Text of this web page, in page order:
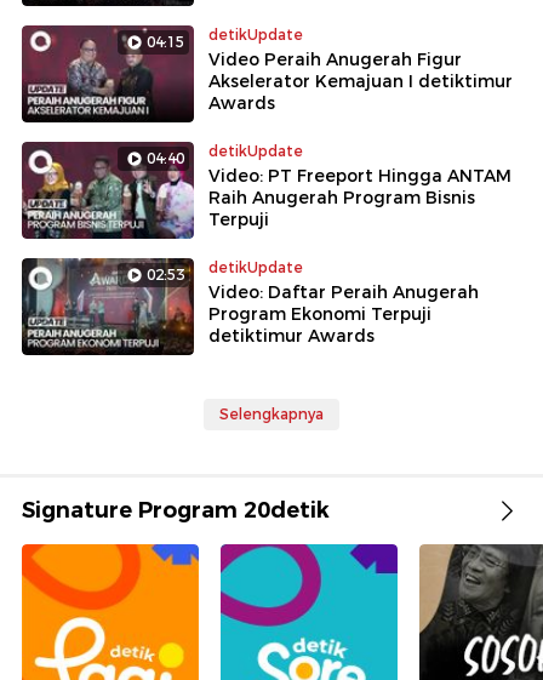
04:15 detikUpdate
Video Peraih Anugerah Figur
Akselerator Kemajuan I detiktimur
Awards
04:40 detikUpdate
Video: PT Freeport Hingga ANTAM
Raih Anugerah Program Bisnis
Terpuji
02:53 detikUpdate
Video: Daftar Peraih Anugerah
Program Ekonomi Terpuji
detiktimur Awards
Selengkapnya
Signature Program 20detik